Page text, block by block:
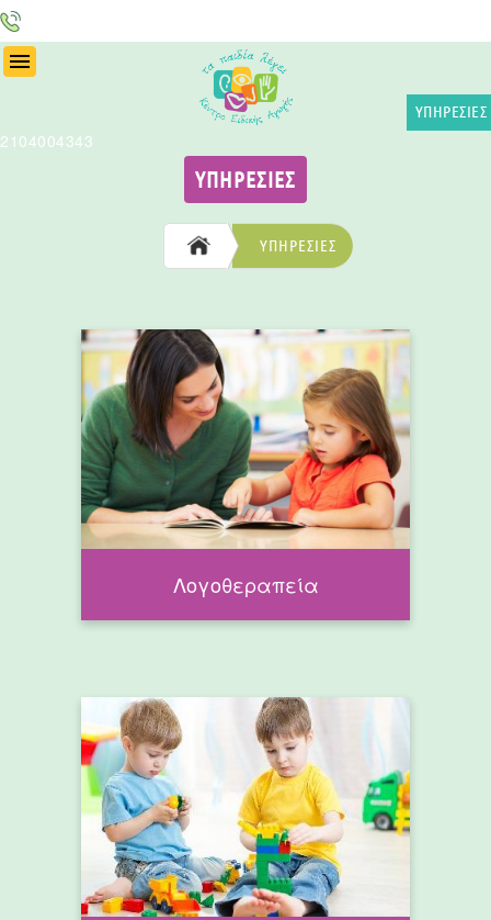
ΤΗΛ
2104004343
ΥΠΗΡΕΣΙΕΣ
ΥΠΗΡΕΣΙΕΣ
ΥΠΗΡΕΣΙΕΣ
Λογοθεραπεία